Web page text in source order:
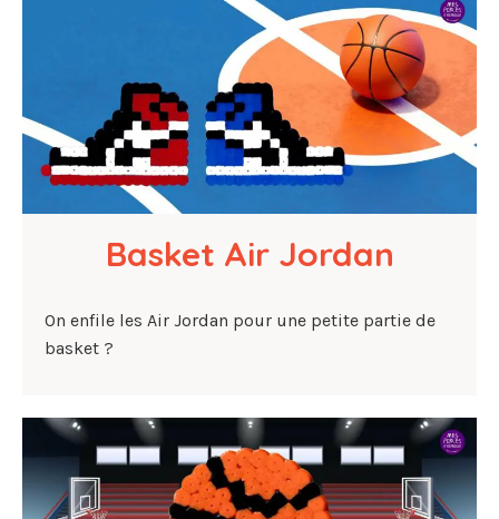
Basket Air Jordan
On enfile les Air Jordan pour une petite partie de
basket ?